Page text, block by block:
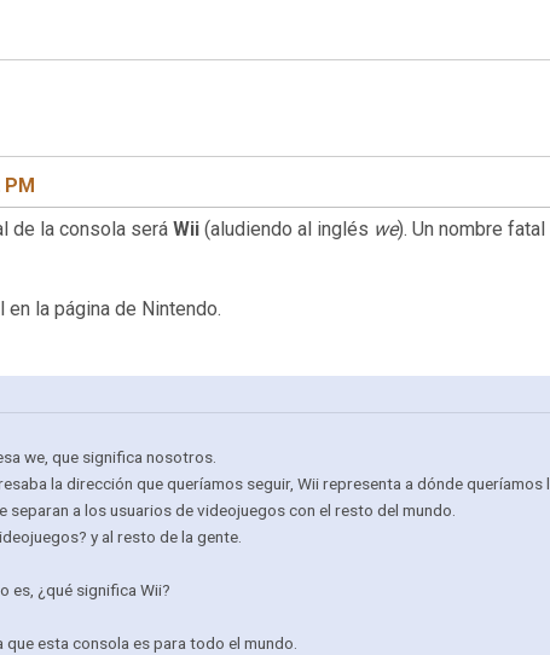
PM
de la consola será Wii (aludiendo al inglés we). Un nombre
la página de Nintendo.
we, que significa nosotros.
la dirección que queríamos seguir, Wii representa a dónde queríamos
separan a los usuarios de videojuegos con el resto del mundo.
y al resto de la gente.
es, ¿qué significa Wii?
que esta consola es para todo el mundo.